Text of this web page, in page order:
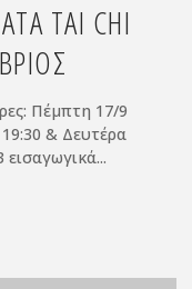
TAI CHI
Πέμπτη 17/9
& Δευτέρα